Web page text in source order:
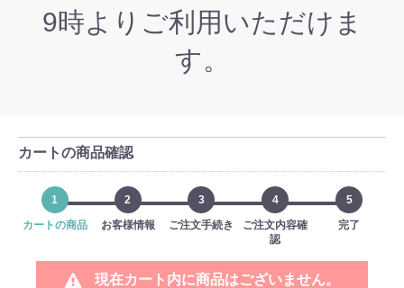
9時よりご利用いただけま
す。
カートの商品確認
1
カートの商品
2
お客様情報
3
ご注文手続き
4
ご注文内容確
認
5
完了
現在カート内に商品はございません。
閉じる